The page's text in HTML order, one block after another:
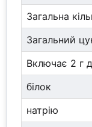
Загальна
Загальний
Включає 2 г
білок
натрію